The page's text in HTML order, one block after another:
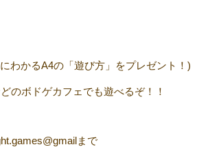
わかるA4の「遊び方」をプレゼント！)
のボドゲカフェでも遊べるぞ！！
まで